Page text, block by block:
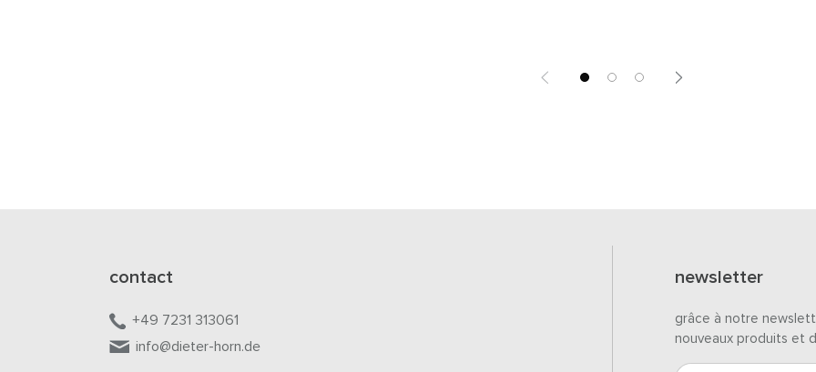
contact
+49 7231 313061
info@dieter-horn.de
newsletter
grâce à notre
nouveaux produits et